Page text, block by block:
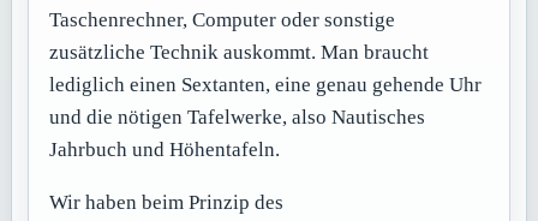
Taschenrechner, Computer oder sonstige
zusätzliche Technik auskommt. Man braucht
lediglich einen Sextanten, eine genau gehende Uhr
und die nötigen Tafelwerke, also Nautisches
Jahrbuch und Höhentafeln.
Wir haben beim Prinzip des